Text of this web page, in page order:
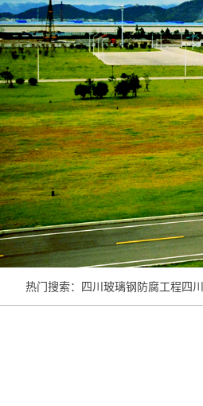
热门搜索： 四川玻璃钢防腐工程四